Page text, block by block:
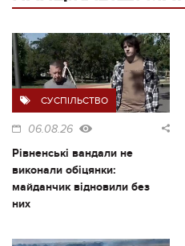
СУСПІЛЬСТВО
06.08.26
Рівненські вандали не
виконали обіцянки:
майданчик відновили без
них